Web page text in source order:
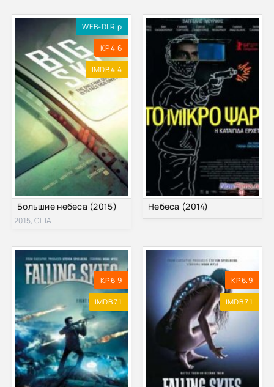
WEB-DLRip
KP 4.6
IMDB 4.4
Большие небеса (2015)
2015, США
Небеса (2014)
KP 6.9
IMDB 7.1
KP 6.9
IMDB 7.1